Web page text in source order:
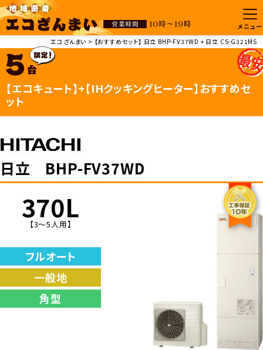
メニュー
エコざんまい
【おすすめセット】 日立 BHP-FV37WD + 日立 CS-G321MS
【エコキュート】+【IHクッキングヒーター】おすすめセ
ット
日立 BHP-FV37WD
370L
【3～5人用】
フルオート
一般地
角型